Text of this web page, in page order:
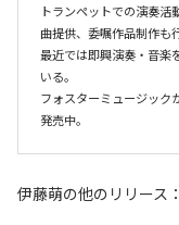
トランペットでの演奏活
曲提供、委嘱作品制作も行
最近では即興演奏・音楽
いる。
フォスターミュージック
伊藤萌の他のリリース：